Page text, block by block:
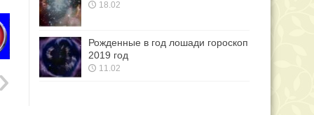
18.02
Рожденные в год лошади гороскоп
2019 год
11.02